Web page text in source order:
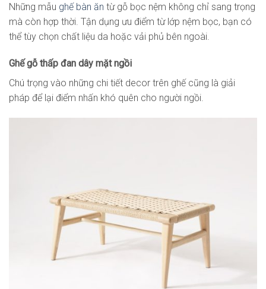
Những mẫu ghế bàn ăn từ gỗ bọc nệm không chỉ sang trọng
mà còn hợp thời. Tận dụng ưu điểm từ lớp nệm bọc, bạn có
thể tùy chọn chất liệu da hoặc vải phủ bên ngoài.
Ghế gỗ thấp đan dây mặt ngồi
Chú trọng vào những chi tiết decor trên ghế cũng là giải
pháp để lại điểm nhấn khó quên cho người ngồi.